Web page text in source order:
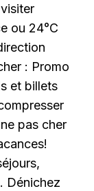
ou 24°C
: Promo
et billets
pas cher
Dénichez